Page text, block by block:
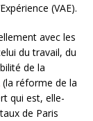
(VAE).
avec les
du travail, du
de la
(la réforme de la
qui est, elle-
de Paris